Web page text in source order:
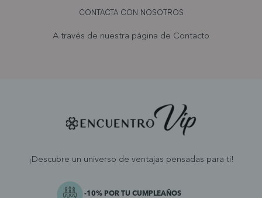
CONTACTA CON NOSOTROS
A través de nuestra página de Contacto
¡Descubre un universo de ventajas pensadas para ti!
-10% POR TU CUMPLEAÑOS